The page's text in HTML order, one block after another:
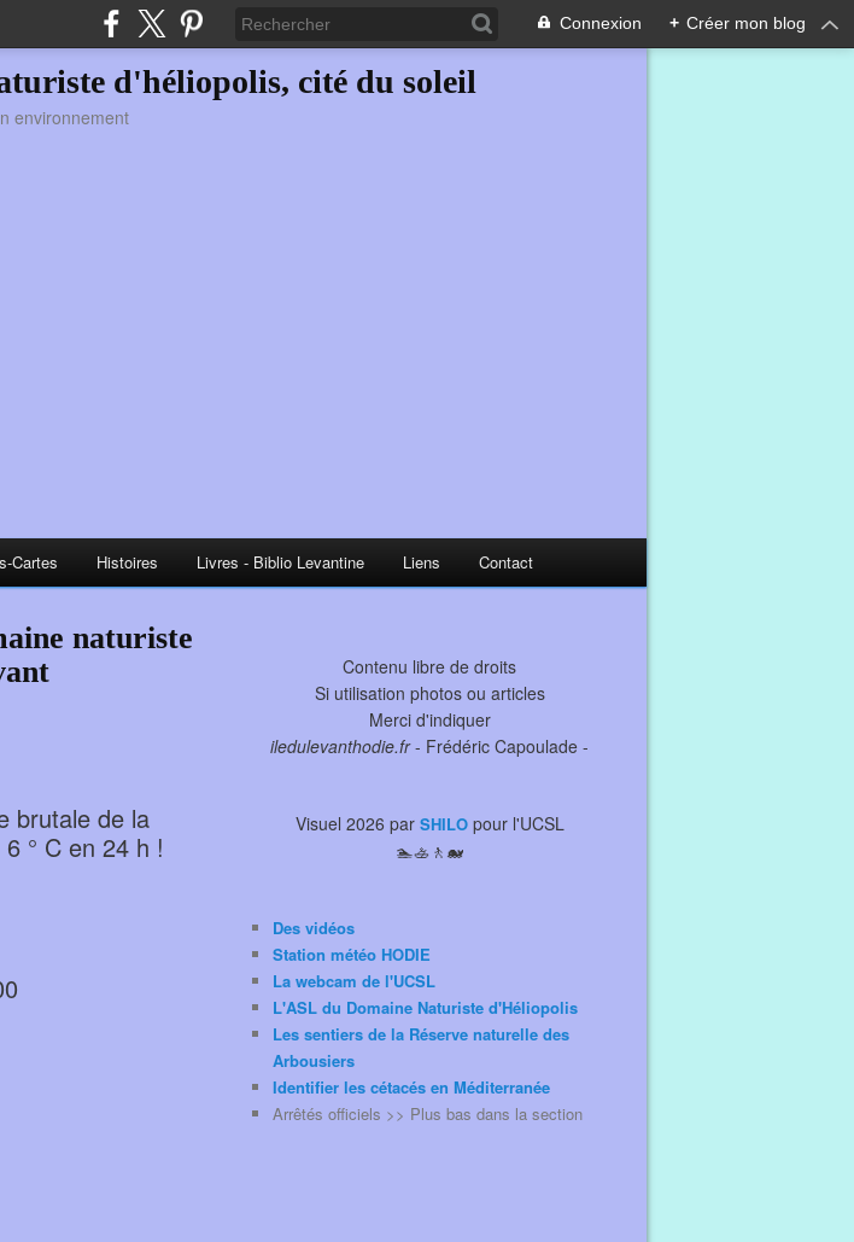
Connexion + Créer mon blog
d'héliopolis, cité du soleil
environnement
Cartes Histoires Livres - Biblio Levantine Liens Contact
naturiste
brutale de la
° C en 24 h !
Contenu libre de droits
Si utilisation photos ou articles
Merci d'indiquer
iledulevanthodie.fr- Frédéric Capoulade -
Visuel 2026 par SHILOpour l'UCSL
🏊🚣🚶🐋
Des vidéos
Station météo HODIE
La webcam de l'UCSL
L'ASL du Domaine Naturiste d'Héliopolis
Les sentiers de la Réserve naturelle des
Arbousiers
Identifier les cétacés en Méditerranée
Arrêtés officiels >> Plus bas dans la section